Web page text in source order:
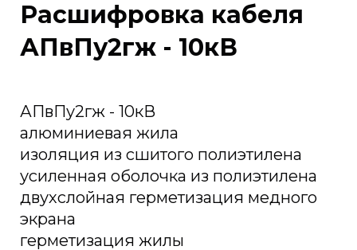
Расшифровка кабеля
АПвПу2гж - 10кВ
АПвПу2гж - 10кВ
алюминиевая жила
изоляция из сшитого полиэтилена
усиленная оболочка из полиэтилена
двухслойная герметизация медного
экрана
герметизация жилы